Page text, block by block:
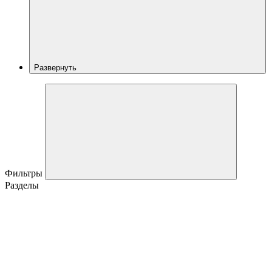
Развернуть
Фильтры
Разделы